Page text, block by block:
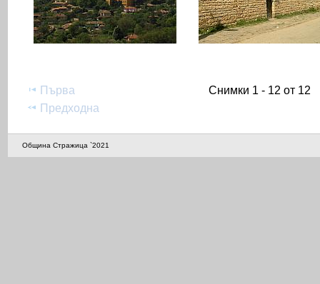
Първа
Предходна
Снимки 1 - 12 от 12
Община Стражица `2021